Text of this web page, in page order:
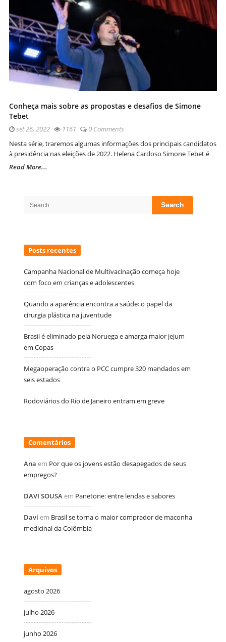
Conheça mais sobre as propostas e desafios de Simone
Tebet
set 26, 2022 1161
0 Comments
Nesta série, traremos algumas informações dos principais candidatos
à presidência nas eleições de 2022. Helena Cardoso Simone Tebet é
Read More...
Search
Posts recentes
Campanha Nacional de Multivacinação começa hoje
com foco em crianças e adolescentes
Quando a aparência encontra a saúde: o papel da
cirurgia plástica na juventude
Brasil é eliminado pela Noruega e amarga maior jejum
em Copas
Megaoperação contra o PCC cumpre 320 mandados em
seis estados
Rodoviários do Rio de Janeiro entram em greve
Comentários
Ana em Por que os jovens estão desapegados de seus
empregos?
DAVI SOUSAem Panetone: entre lendas e sabores
Davi em Brasil se torna o maior comprador de maconha
medicinal da Colômbia
Arquivos
agosto 2026
julho 2026
junho 2026